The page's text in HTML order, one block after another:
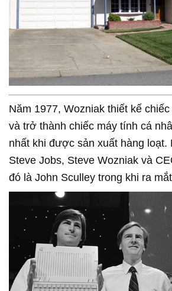
Năm 1977, Wozniak thiết kế
và trở thành chiếc máy tính cá
nhất khi được sản xuất hàng
Steve Jobs, Steve Wozniak và
đó là John Sculley trong khi ra